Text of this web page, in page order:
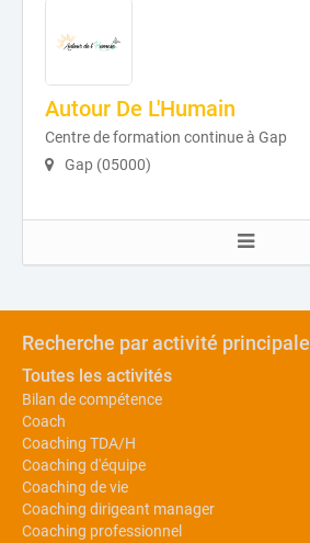
Autour De L'Humain
Centre de formation continue à Gap
Gap (05000)
Recherche par activité principale
Toutes les activités
Bilan de compétence
Coach
Coaching TDA/H
Coaching d'équipe
Coaching de vie
Coaching dirigeant manager
Coaching professionnel